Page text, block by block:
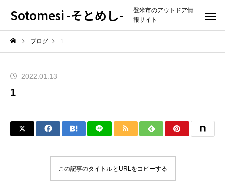
Sotomesi -そとめし-
登米市のアウトドア情
報サイト
ブログ 1
2022.01.13
1
この記事のタイトルとURLをコピーする